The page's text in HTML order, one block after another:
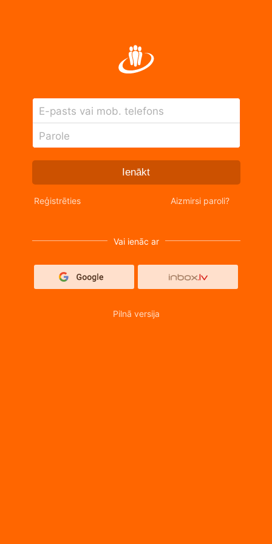
E-pasts vai mob. telefons
Parole
Ienākt
Reģistrēties Aizmirsi paroli?
Vai ienāc ar
Pilnā versija